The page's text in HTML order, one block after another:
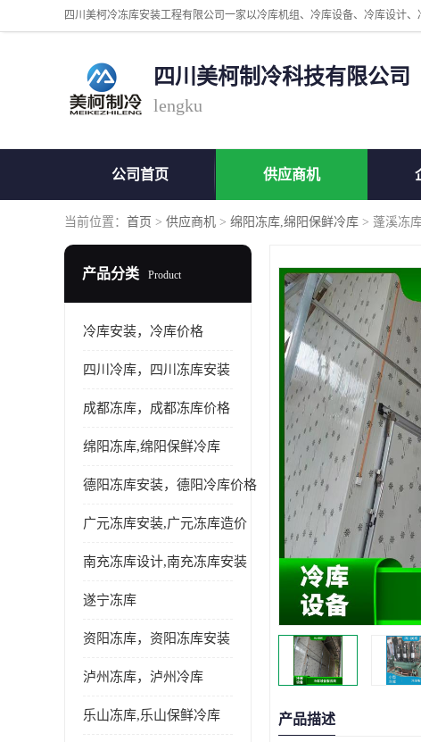
四川美柯制冷科技有限公司
lengku
公司首页 供应商机
当前位置： 首页 > 供应商机 > 绵阳冻库,绵阳保鲜冷库 > 蓬溪冻
产品分类 Product
冷库安装，冷库价格
四川冷库，四川冻库安装
成都冻库，成都冻库价格
绵阳冻库,绵阳保鲜冷库
德阳冻库安装，德阳冷库价格
广元冻库安装,广元冻库造价
南充冻库设计,南充冻库安装
遂宁冻库
资阳冻库，资阳冻库安装
泸州冻库，泸州冷库
乐山冻库,乐山保鲜冷库 产品描述